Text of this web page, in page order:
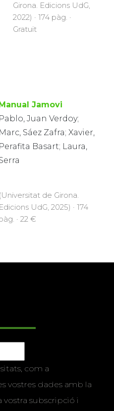
Girona. Edicions UdG,
2022) · 174 pàg. ·
Gratuït
Jamovi
Pablo, Juan Verdoy;
Marc, Sáez Zafra; Xavier,
Perafita Basart; Laura,
(Universitat de Girona.
Edicions UdG, 2025) · 174
· 22 €
com a
vostres dades amb la
subscripció i